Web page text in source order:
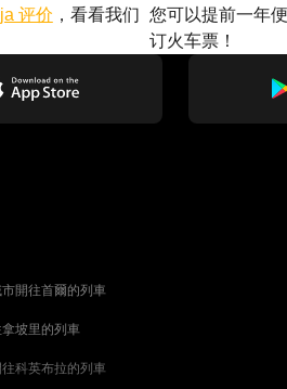
评价 ，看看我们 您可以提前一年
订火车票！
開往首爾的列車
坡里的列車
科英布拉的列車